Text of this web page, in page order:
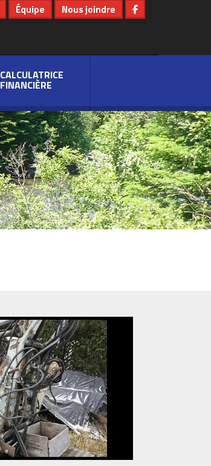
Équipe Nous joindre
CALCULATRICE
FINANCIÈRE